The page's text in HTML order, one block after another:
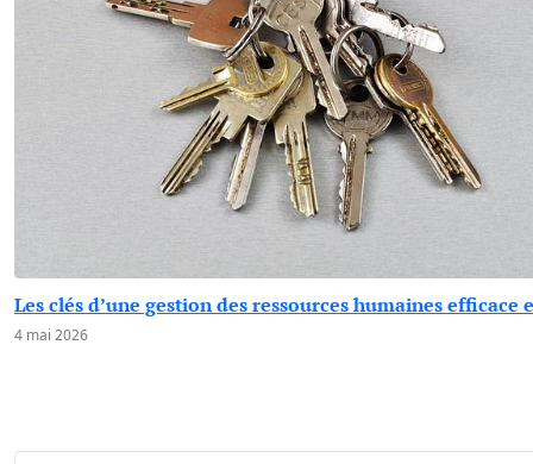
Les clés d’une gestion des ressources humaines efficace
4 mai 2026